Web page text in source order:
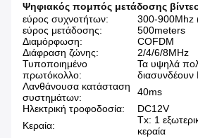
Ψηφιακός πομπός μετάδοσης
εύρος συχνοτήτων:
300-900Mhz
εύρος μετάδοσης:
500meters
Διαμόρφωση:
COFDM
Διάφραση ζώνης:
2/4/6/8MHz
Τυποποιημένο
πρωτόκολλο:
Τα υψηλά
διασυνδέουν
Λανθάνουσα κατάσταση
συστημάτων:
40ms
Ηλεκτρική τροφοδοσία:
DC12V
Κεραία:
Tx: 1
κεραία